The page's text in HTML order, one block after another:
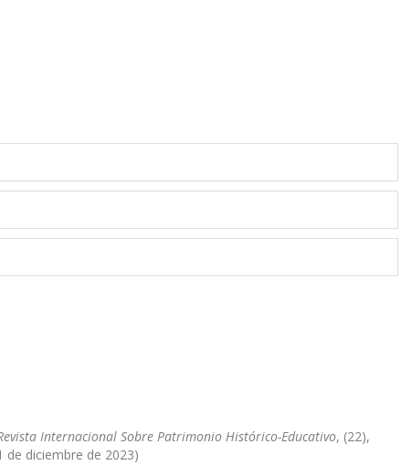
Internacional Sobre Patrimonio Histórico-Educativo, (22),
de diciembre de 2023)